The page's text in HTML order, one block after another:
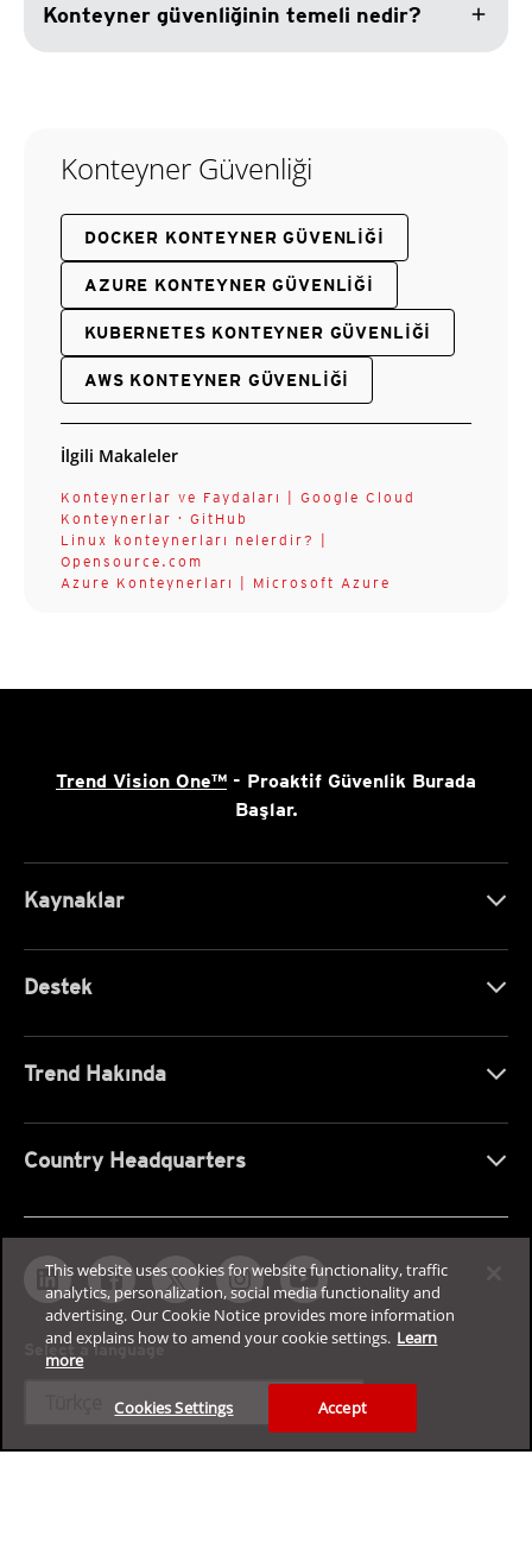
Konteyner güvenliğinin temeli nedir? add
Konteyner Güvenliği
DOCKER KONTEYNER GÜVENLIĞI
AZURE KONTEYNER GÜVENLIĞI
KUBERNETES KONTEYNER GÜVENLIĞI
AWS KONTEYNER GÜVENLIĞI
İlgili Makaleler
Konteynerlar ve Faydaları | Google Cloud
Konteynerlar · GitHub
Linux konteynerları nelerdir? |
Opensource.com
Azure Konteynerları | Microsoft Azure
Trend Vision One™ - Proaktif Güvenlik Burada
Başlar.
Kaynaklar
Destek
Trend Hakında
Country Headquarters
Select a language
expand_more
This website uses cookies for website functionality, traffic
analytics, personalization, social media functionality and
advertising. Our Cookie Notice provides more information
and explains how to amend your cookie settings. Learn
more
Cookies Settings Accept